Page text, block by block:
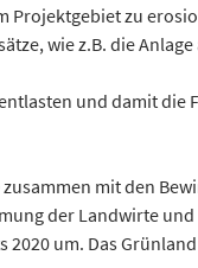
Projektgebiet zu
wie z.B. die
und damit
mit den
der Landwirte
um. Das